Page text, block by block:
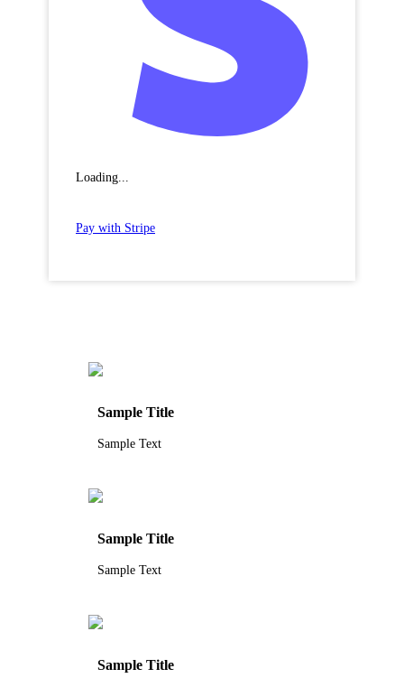
Loading...
Pay with Stripe
Sample Title
Sample Text
Sample Title
Sample Text
Sample Title